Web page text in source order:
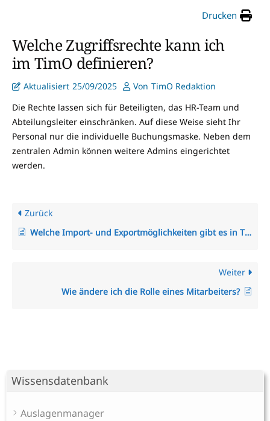
Wissensdatenbank
Auslagenmanager
Drucken
Welche Zugriffsrechte kann ich
im TimO definieren?
Aktualisiert 25/09/2025 Von TimO Redaktion
Die Rechte lassen sich für Beteiligten, das HR-Team und
Abteilungsleiter einschränken. Auf diese Weise sieht Ihr
Personal nur die individuelle Buchungsmaske. Neben dem
zentralen Admin können weitere Admins eingerichtet
werden.
Zurück
Welche Import- und Exportmöglichkeiten gibt es in TimO?
Weiter
Wie ändere ich die Rolle eines Mitarbeiters?